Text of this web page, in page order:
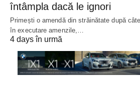
întâmpla dacă le ignori
Primești o amendă din străinătate după
în executare amenzile,…
4 days în urmă